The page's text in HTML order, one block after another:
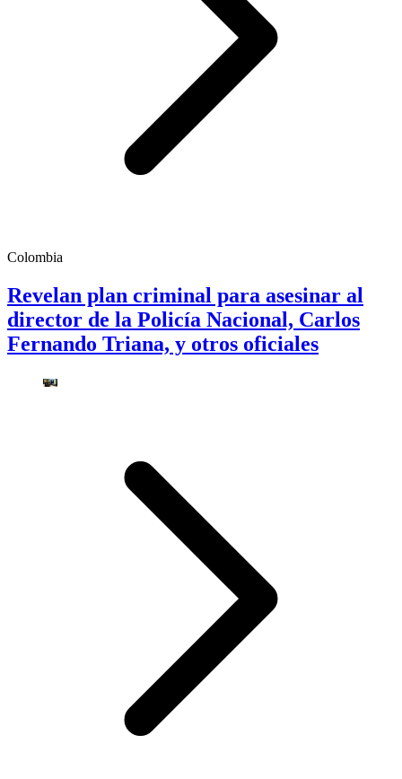
Colombia
Revelan plan criminal para asesinar al
director de la Policía Nacional, Carlos
Fernando Triana, y otros oficiales